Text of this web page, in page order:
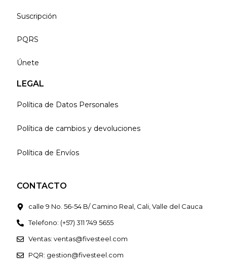
Suscripción
PQRS
Únete
LEGAL
Política de Datos Personales
Política de cambios y devoluciones
Política de Envíos
CONTACTO
calle 9 No. 56-54 B/ Camino Real, Cali, Valle del Cauca
Telefono: (+57) 311 749 5655
Ventas: ventas@fivesteel.com
PQR: gestion@fivesteel.com